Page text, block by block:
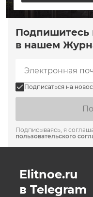
Подпишитесь
в нашем
Подписаться на
Подписываясь, я
пользовательского
Elitnoe.ru
в Telegram